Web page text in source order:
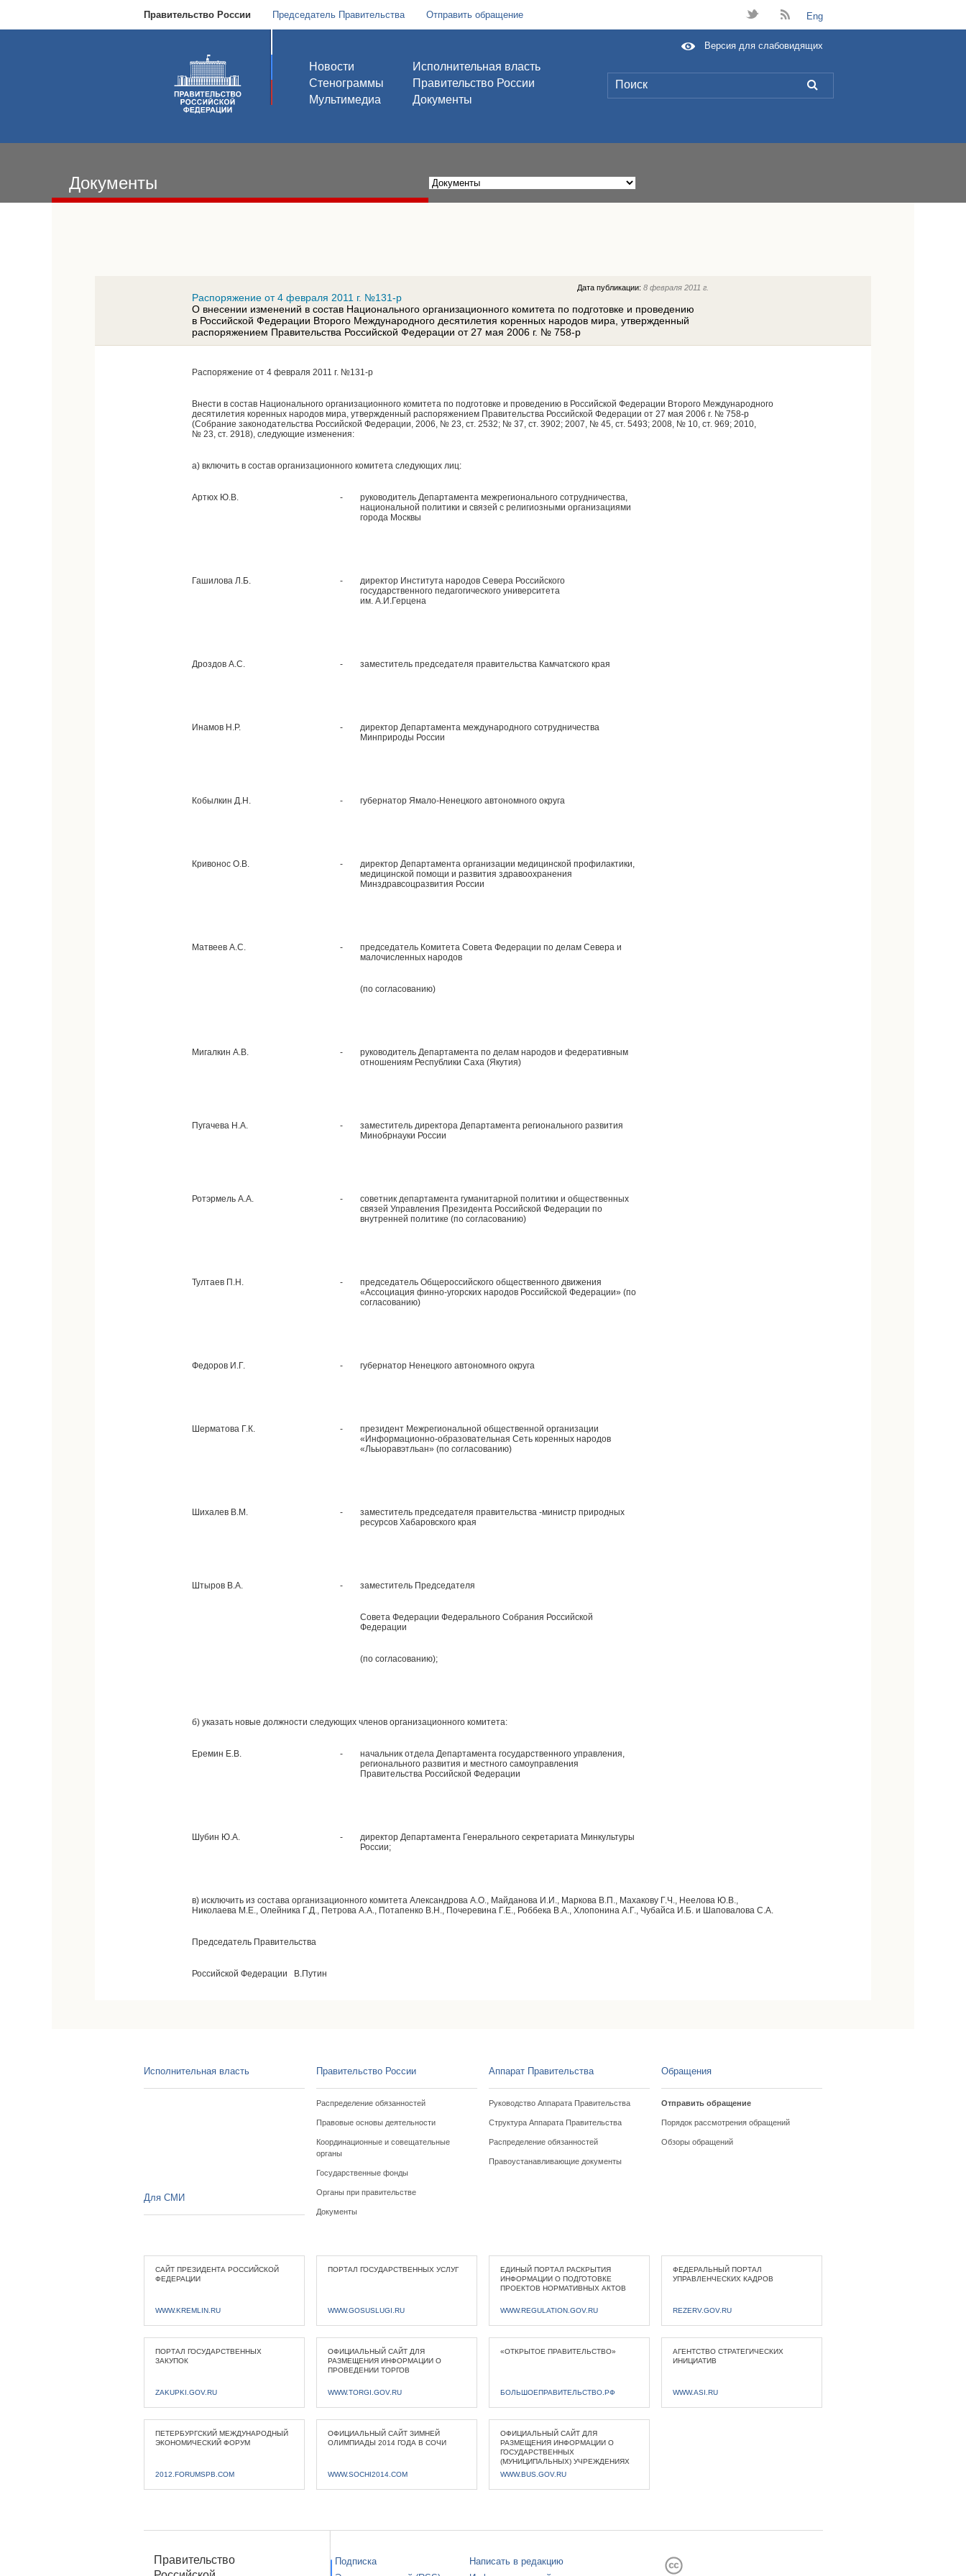
Правительство России Председатель Правительства Отправить обращение t B Eng
Новости
Стенограммы
Мультимедиа
Исполнительная власть
Правительство России
Документы
L
Версия для слабовидящих
Документы
Дата публикации:8 февраля 2011 г.
Распоряжение от 4 февраля 2011 г. №131-р
О внесении изменений в состав Национального организационного комитета по подготовке и проведению
в Российской Федерации Второго Международного десятилетия коренных народов мира, утвержденный
распоряжением Правительства Российской Федерации от 27 мая 2006 г. № 758-р
Распоряжение от 4 февраля 2011 г. №131-р
Внести в состав Национального организационного комитета по подготовке и проведению в Российской Федерации Второго Международного
десятилетия коренных народов мира, утвержденный распоряжением Правительства Российской Федерации от 27 мая 2006 г. № 758-р
(Собрание законодательства Российской Федерации, 2006, № 23, ст. 2532; № 37, ст. 3902; 2007, № 45, ст. 5493; 2008, № 10, ст. 969; 2010,
№ 23, ст. 2918), следующие изменения:
а) включить в состав организационного комитета следующих лиц:
Артюх Ю.В. -
руководитель Департамента межрегионального сотрудничества,
национальной политики и связей с религиозными организациями
города Москвы
Гашилова Л.Б. -
директор Института народов Севера Российского
государственного педагогического университета
им. А.И.Герцена
Дроздов А.С. - заместитель председателя правительства Камчатского края
Инамов Н.Р. -
директор Департамента международного сотрудничества
Минприроды России
Кобылкин Д.Н. - губернатор Ямало-Ненецкого автономного округа
Кривонос О.В. -
директор Департамента организации медицинской профилактики,
медицинской помощи и развития здравоохранения
Минздравсоцразвития России
Матвеев А.С. -
председатель Комитета Совета Федерации по делам Севера и
малочисленных народов
(по согласованию)
Мигалкин А.В. -
руководитель Департамента по делам народов и федеративным
отношениям Республики Саха (Якутия)
Пугачева Н.А. -
заместитель директора Департамента регионального развития
Минобрнауки России
Ротэрмель А.А. -
советник департамента гуманитарной политики и общественных
связей Управления Президента Российской Федерации по
внутренней политике (по согласованию)
Тултаев П.Н. -
председатель Общероссийского общественного движения
«Ассоциация финно-угорских народов Российской Федерации» (по
согласованию)
Федоров И.Г. - губернатор Ненецкого автономного округа
Шерматова Г.К. -
президент Межрегиональной общественной организации
«Информационно-образовательная Сеть коренных народов
«Льыоравэтльан» (по согласованию)
Шихалев В.М. -
заместитель председателя правительства -министр природных
ресурсов Хабаровского края
Штыров В.А. - заместитель Председателя
Совета Федерации Федерального Собрания Российской
Федерации
(по согласованию);
б) указать новые должности следующих членов организационного комитета:
Еремин Е.В. -
начальник отдела Департамента государственного управления,
регионального развития и местного самоуправления
Правительства Российской Федерации
Шубин Ю.А. -
директор Департамента Генерального секретариата Минкультуры
России;
в) исключить из состава организационного комитета Александрова А.О., Майданова И.И., Маркова В.П., Махакову Г.Ч., Неелова Ю.В.,
Николаева М.Е., Олейника Г.Д., Петрова А.А., Потапенко В.Н., Почеревина Г.Е., Роббека В.А., Хлопонина А.Г., Чубайса И.Б. и Шаповалова С.А.
Председатель Правительства
Российской Федерации В.Путин
Исполнительная власть Правительство России
Распределение обязанностей
Правовые основы деятельности
Координационные и совещательные
органы
Государственные фонды
Органы при правительстве
Документы
Аппарат Правительства
Руководство Аппарата Правительства
Структура Аппарата Правительства
Распределение обязанностей
Правоустанавливающие документы
Обращения
Отправить обращение
Порядок рассмотрения обращений
Обзоры обращений
Для СМИ
САЙТ ПРЕЗИДЕНТА РОССИЙСКОЙ
ФЕДЕРАЦИИ
WWW.KREMLIN.RU
ПОРТАЛ ГОСУДАРСТВЕННЫХ УСЛУГ
WWW.GOSUSLUGI.RU
ЕДИНЫЙ ПОРТАЛ РАСКРЫТИЯ
ИНФОРМАЦИИ О ПОДГОТОВКЕ
ПРОЕКТОВ НОРМАТИВНЫХ АКТОВ
WWW.REGULATION.GOV.RU
ФЕДЕРАЛЬНЫЙ ПОРТАЛ
УПРАВЛЕНЧЕСКИХ КАДРОВ
REZERV.GOV.RU
ПОРТАЛ ГОСУДАРСТВЕННЫХ
ЗАКУПОК
ZAKUPKI.GOV.RU
ОФИЦИАЛЬНЫЙ САЙТ ДЛЯ
РАЗМЕЩЕНИЯ ИНФОРМАЦИИ О
ПРОВЕДЕНИИ ТОРГОВ
WWW.TORGI.GOV.RU
«ОТКРЫТОЕ ПРАВИТЕЛЬСТВО»
БОЛЬШОЕПРАВИТЕЛЬСТВО.РФ
АГЕНТСТВО СТРАТЕГИЧЕСКИХ
ИНИЦИАТИВ
WWW.ASI.RU
ПЕТЕРБУРГСКИЙ МЕЖДУНАРОДНЫЙ
ЭКОНОМИЧЕСКИЙ ФОРУМ
2012.FORUMSPB.COM
ОФИЦИАЛЬНЫЙ САЙТ ЗИМНЕЙ
ОЛИМПИАДЫ 2014 ГОДА В СОЧИ
WWW.SOCHI2014.COM
ОФИЦИАЛЬНЫЙ САЙТ ДЛЯ
РАЗМЕЩЕНИЯ ИНФОРМАЦИИ О
ГОСУДАРСТВЕННЫХ
(МУНИЦИПАЛЬНЫХ) УЧРЕЖДЕНИЯХ
WWW.BUS.GOV.RU
Правительство
Подписка
Написать в редакцию